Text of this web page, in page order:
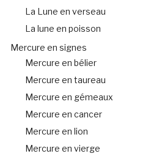
La Lune en verseau
La lune en poisson
Mercure en signes
Mercure en bélier
Mercure en taureau
Mercure en gémeaux
Mercure en cancer
Mercure en lion
Mercure en vierge